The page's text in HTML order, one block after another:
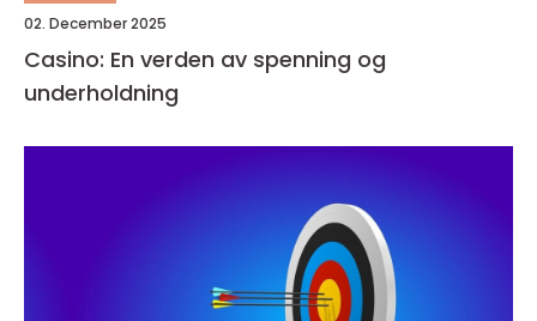
02. December 2025
Casino: En verden av spenning og
underholdning